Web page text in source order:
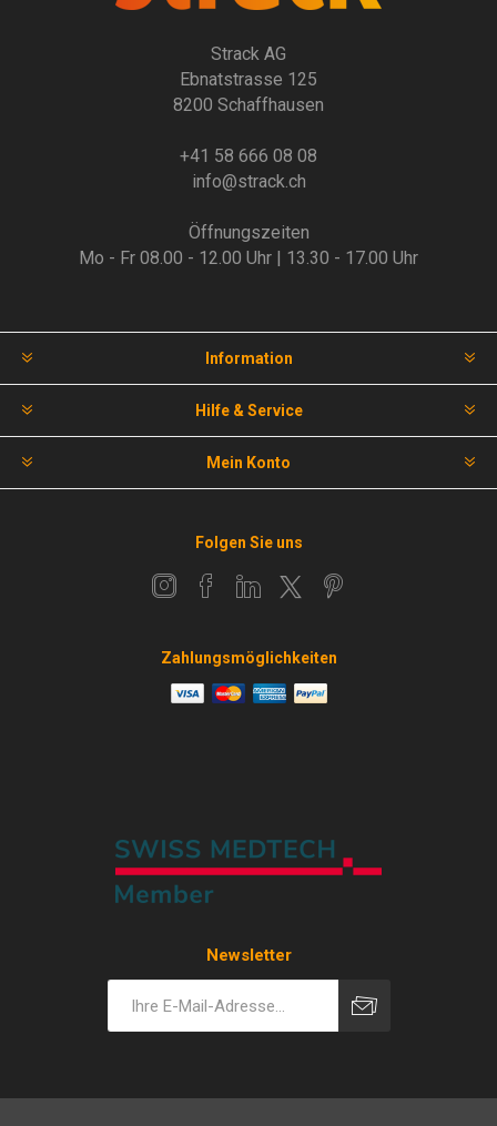
Strack AG
Ebnatstrasse 125
8200 Schaffhausen
+41 58 666 08 08
info@strack.ch
Öffnungszeiten
Mo - Fr 08.00 - 12.00 Uhr | 13.30 - 17.00 Uhr
Information
Hilfe & Service
Mein Konto
Folgen Sie uns
Zahlungsmöglichkeiten
Newsletter